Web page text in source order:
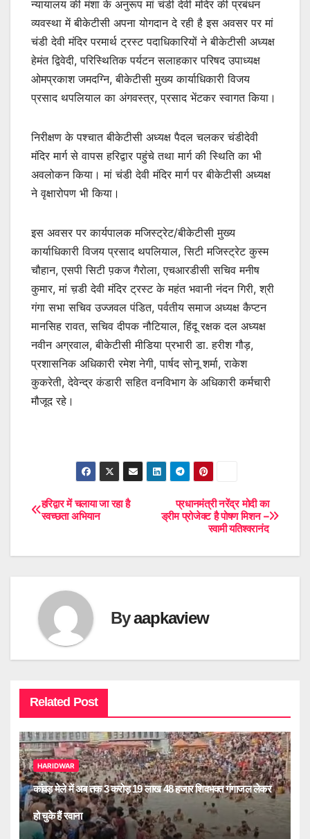
न्यायालय की मंशा के अनुरूप मां चंडी देवी मंदिर की प्रबंधन
व्यवस्था में बीकेटीसी अपना योगदान दे रही है इस अवसर पर मां
चंडी देवी मंदिर परमार्थ‌ ट्रस्ट पदाधिकारियों ने बीकेटीसी अध्यक्ष
हेमंत द्विवेदी, परिस्थितिक पर्यटन सलाहकार परिषद उपाध्यक्ष
ओमप्रकाश जमदग्नि, बीकेटीसी मुख्य कार्याधिकारी विजय
प्रसाद थपलियाल का अंगवस्त्र, प्रसाद भेंटकर स्वागत किया।
निरीक्षण के पश्चात बीकेटीसी अध्यक्ष पैदल चलकर चंडीदेवी
मंदिर मार्ग से वापस हरिद्वार पहुंचे तथा मार्ग की स्थिति का भी
अवलोकन किया। मां चंडी देवी मंदिर मार्ग पर बीकेटीसी अध्यक्ष
ने वृक्षारोपण भी किया।
इस अवसर पर कार्यपालक मजिस्ट्रेट/बीकेटीसी मुख्य
कार्याधिकारी विजय प्रसाद थपलियाल, सिटी मजिस्ट्रेट कुस्म
चौहान, एसपी सिटी प़कज गैरोला, एचआरडीसी सचिव मनीष
कुमार, मां च़डी देवी मंदिर ट्रस्ट के महंत भवानी नंदन गिरी, श्री
गंगा सभा सचिव उज्जवल पंडित, पर्वतीय समाज अध्यक्ष कैप्टन
मानसिह रावत, सचिव दीपक नौटियाल, हिंदू रक्षक दल अध्यक्ष
नवीन अग्रवाल, बीकेटीसी मीडिया प्रभारी डा. हरीश गौड़,
प्रशासनिक अधिकारी रमेश नेगी, पार्षद सोनू शर्मा, राकेश
कुकरेती, देवेन्द्र कंडारी सहित वनविभाग के अधिकारी कर्मचारी
मौजूद रहे।
Post
प्रधानमंत्री नरेंद्र मोदी का
ड्रीम प्रोजेक्ट है पोषण मिशन –
स्वामी यतिश्वरानंद
हरिद्वार में चलाया जा रहा है
स्वच्छता अभियान
Byaapkaview
Related Post
HARIDWAR
कांवड़ मेले में अब तक 3 करोड़ 19 लाख 48 हजार शिवभक्त गंगाजल लेकर
हो चुके हैं रवाना